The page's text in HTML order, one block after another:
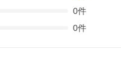
0件
0件